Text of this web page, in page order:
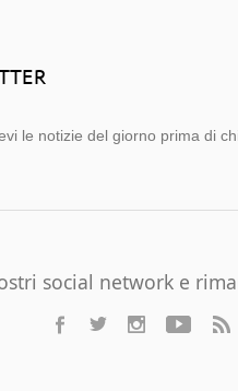
le notizie del giorno prima di
social network e